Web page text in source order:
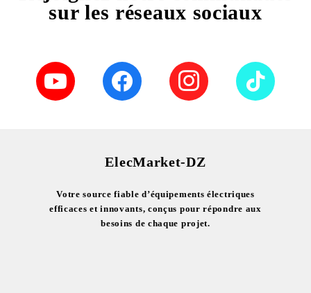
sur les réseaux sociaux
ElecMarket-DZ
Votre source fiable d’équipements électriques
efficaces et innovants, conçus pour répondre aux
besoins de chaque projet.